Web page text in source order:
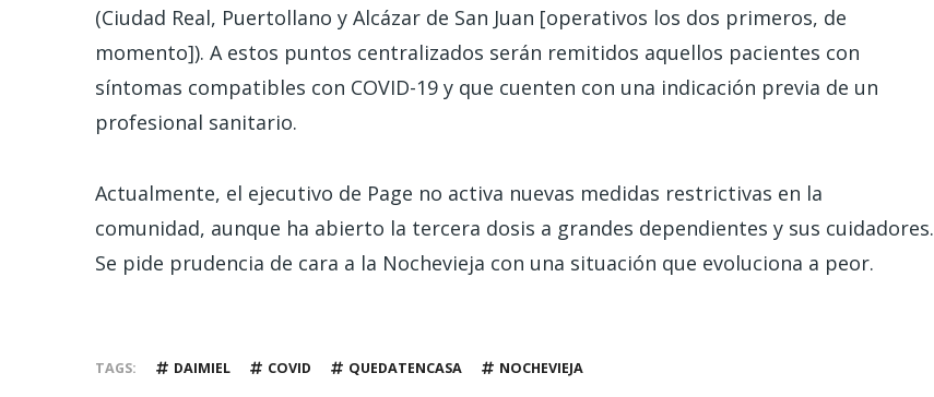
(Ciudad Real, Puertollano y Alcázar de San Juan [operativos los dos primeros, de
momento]). A estos puntos centralizados serán remitidos aquellos pacientes con
síntomas compatibles con COVID-19 y que cuenten con una indicación previa de un
profesional sanitario.
Actualmente, el ejecutivo de Page no activa nuevas medidas restrictivas en la
comunidad, aunque ha abierto la tercera dosis a grandes dependientes y sus cuidadores.
Se pide prudencia de cara a la Nochevieja con una situación que evoluciona a peor.
TAGS DAIMIEL COVID QUEDATENCASA NOCHEVIEJA